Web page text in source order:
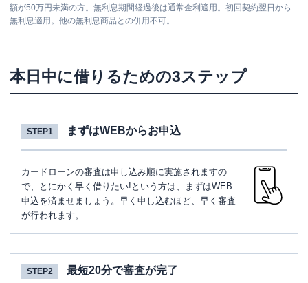
額が50万円未満の方。無利息期間経過後は通常金利適用。初回契約翌日から
無利息適用。他の無利息商品との併用不可。
本日中に借りるための3ステップ
STEP1 まずはWEBからお申込
カードローンの審査は申し込み順に実施されますの
で、とにかく早く借りたい!という方は、まずはWEB
申込を済ませましょう。早く申し込むほど、早く審査
が行われます。
STEP2 最短20分で審査が完了